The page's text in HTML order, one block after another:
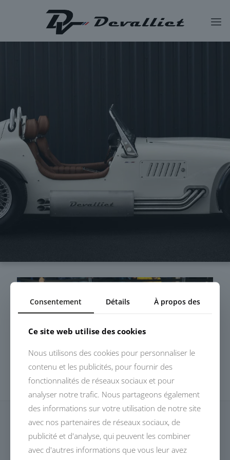
Consentement Détails À propos des
Ce site web utilise des cookies
Nous utilisons des cookies pour personnaliser le
contenu et les publicités, pour fournir des
fonctionnalités de réseaux sociaux et pour
analyser notre trafic. Nous partageons également
des informations sur votre utilisation de notre site
avec nos partenaires de réseaux sociaux, de
publicité et d'analyse, qui peuvent les combiner
avec d'autres informations que vous leur avez